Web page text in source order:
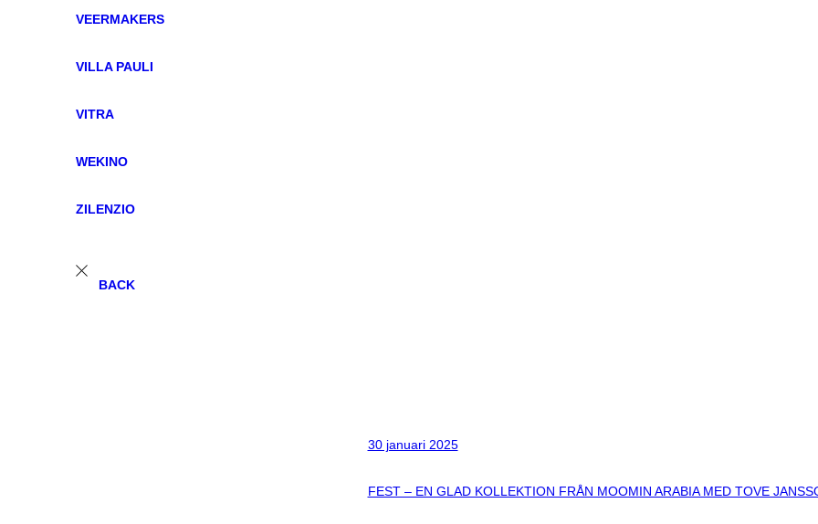
VEERMAKERS
VILLA PAULI
VITRA
WEKINO
ZILENZIO
BACK
30 januari 2025
FEST – EN GLAD KOLLEKTION FRÅN MOOMIN ARABIA MED TOVE